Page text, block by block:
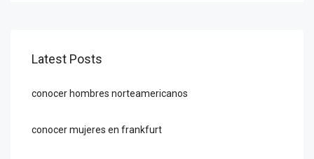
Latest Posts
conocer hombres norteamericanos
conocer mujeres en frankfurt